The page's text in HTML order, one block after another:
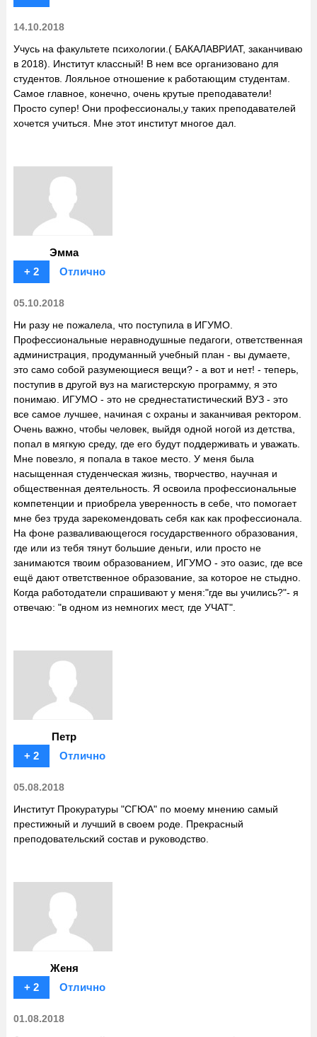
14.10.2018
Учусь на факультете психологии.( БАКАЛАВРИАТ, заканчиваю
в 2018). Институт классный! В нем все организовано для
студентов. Лояльное отношение к работающим студентам.
Самое главное, конечно, очень крутые преподаватели!
Просто супер! Они профессионалы,у таких преподавателей
хочется учиться. Мне этот институт многое дал.
Эмма
+ 2
Отлично
05.10.2018
Ни разу не пожалела, что поступила в ИГУМО.
Профессиональные неравнодушные педагоги, ответственная
администрация, продуманный учебный план - вы думаете,
это само собой разумеющиеся вещи? - а вот и нет! - теперь,
поступив в другой вуз на магистерскую программу, я это
понимаю. ИГУМО - это не среднестатистический ВУЗ - это
все самое лучшее, начиная с охраны и заканчивая ректором.
Очень важно, чтобы человек, выйдя одной ногой из детства,
попал в мягкую среду, где его будут поддерживать и уважать.
Мне повезло, я попала в такое место. У меня была
насыщенная студенческая жизнь, творчество, научная и
общественная деятельность. Я освоила профессиональные
компетенции и приобрела уверенность в себе, что помогает
мне без труда зарекомендовать себя как как профессионала.
На фоне разваливающегося государственного образования,
где или из тебя тянут большие деньги, или просто не
занимаются твоим образованием, ИГУМО - это оазис, где все
ещё дают ответственное образование, за которое не стыдно.
Когда работодатели спрашивают у меня:"где вы учились?"- я
отвечаю: "в одном из немногих мест, где УЧАТ".
Петр
+ 2
Отлично
05.08.2018
Институт Прокуратуры "СГЮА" по моему мнению самый
престижный и лучший в своем роде. Прекрасный
преподовательский состав и руководство.
Женя
+ 2
Отлично
01.08.2018